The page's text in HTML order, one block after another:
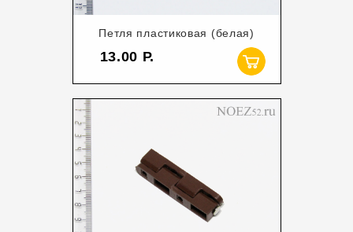
Петля пластиковая (белая)
13.00